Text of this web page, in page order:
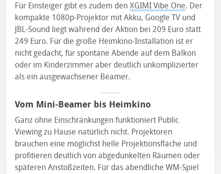
Für Einsteiger gibt es zudem denXGIMI Vibe One. Der
kompakte 1080p-Projektor mit Akku, Google TV und
JBL-Sound liegt während der Aktion bei 209 Euro statt
249 Euro. Für die große Heimkino-Installation ist er
nicht gedacht, für spontane Abende auf dem Balkon
oder im Kinderzimmer aber deutlich unkomplizierter
als ein ausgewachsener Beamer.
Vom Mini-Beamer bis Heimkino
Ganz ohne Einschränkungen funktioniert Public
Viewing zu Hause natürlich nicht. Projektoren
brauchen eine möglichst helle Projektionsfläche und
profitieren deutlich von abgedunkelten Räumen oder
späteren Anstoßzeiten. Für das abendliche WM-Spiel